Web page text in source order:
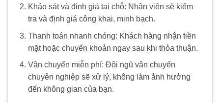
Khảo sát và định giá tại chỗ: Nhân viên sẽ kiểm
tra và định giá công khai, minh bạch.
Thanh toán nhanh chóng: Khách hàng nhận tiền
mặt hoặc chuyển khoản ngay sau khi thỏa thuận.
Vận chuyển miễn phí: Đội ngũ vận chuyển
chuyên nghiệp sẽ xử lý, không làm ảnh hưởng
đến không gian của bạn.